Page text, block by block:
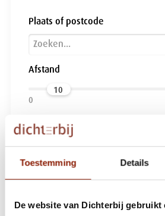
Toestemming Details
De website van Dichterbij gebruikt
Plaats of postcode
Afstand
10
Voor wie?
Zoeken